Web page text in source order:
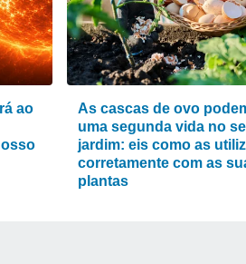
ao
As cascas de ovo
uma segunda vida no
jardim: eis como as
corretamente com as
plantas